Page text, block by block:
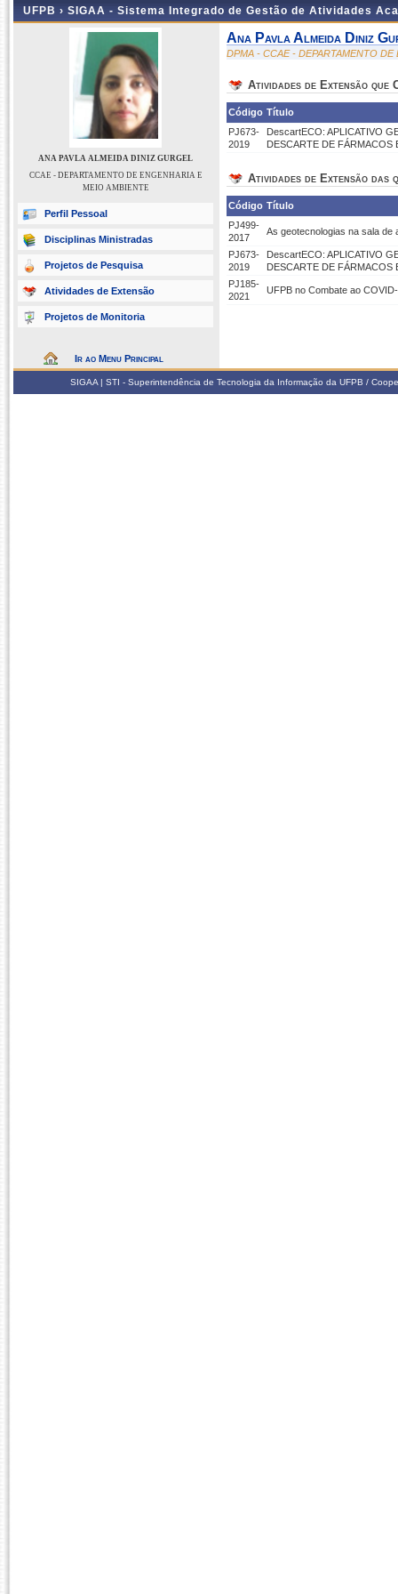
UFPB › SIGAA - Sistema Integrado de Gestão de Atividades
ANA PAVLA ALMEIDA DINIZ GURGEL
CCAE - DEPARTAMENTO DE ENGENHARIA E
MEIO AMBIENTE
Perfil Pessoal
Disciplinas Ministradas
Projetos de Pesquisa
Atividades de Extensão
Projetos de Monitoria
Ir ao Menu Principal
Ana Pavla Almeida Diniz
DPMA - CCAE - DEPARTAMENTO
Atividades de Extensão que
Código Título
PJ673-
2019
DescartECO: APLICATIVO
DESCARTE DE FÁRMACOS
Atividades de Extensão das
Código Título
PJ499-
2017
As geotecnologias na sala de
PJ673-
2019
DescartECO: APLICATIVO
DESCARTE DE FÁRMACOS
PJ185-
2021
UFPB no Combate ao
SIGAA | STI - Superintendência de Tecnologia da Informação da UFPB /